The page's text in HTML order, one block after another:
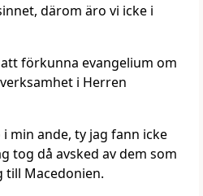
därom äro vi icke i
förkunna evangelium om
i Herren
min ande, ty jag fann icke
tog då avsked av dem som
till Macedonien.